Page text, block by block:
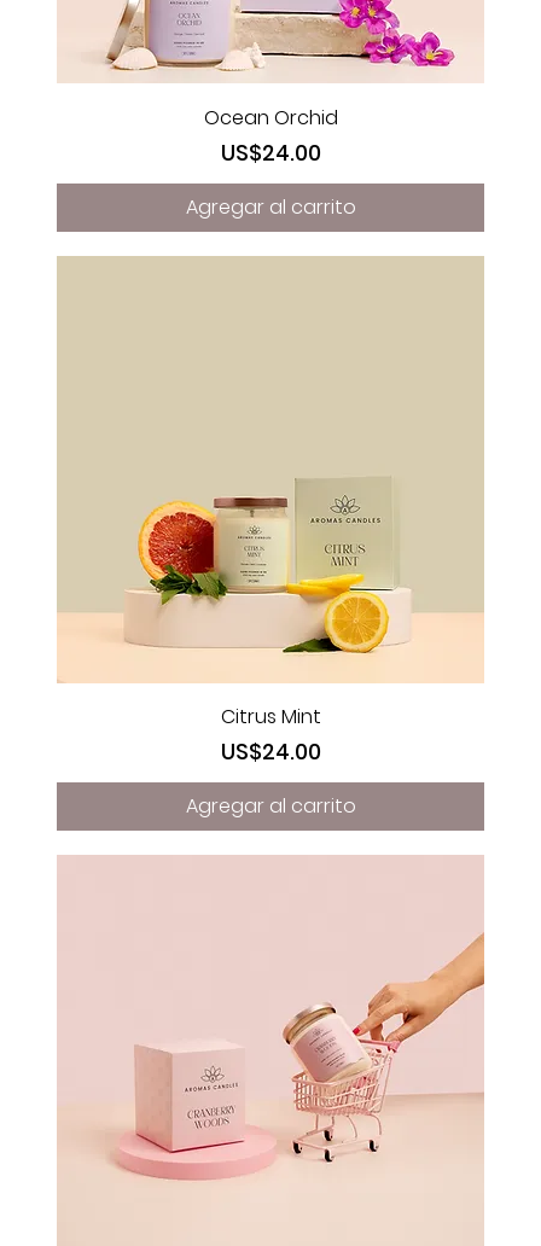
Ocean Orchid
Precio
US$24.00
Agregar al carrito
Citrus Mint
Precio
US$24.00
Agregar al carrito